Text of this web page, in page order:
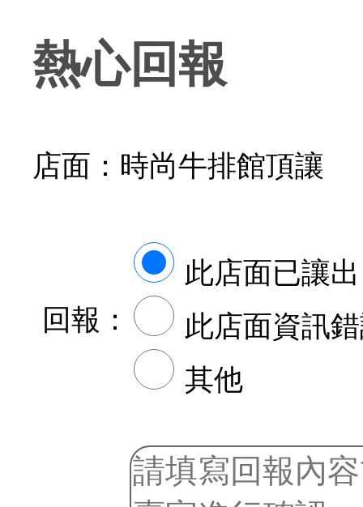
熱心回報
店面：時尚牛排館頂讓
回報：
此店面已讓出
此店面資訊
其他